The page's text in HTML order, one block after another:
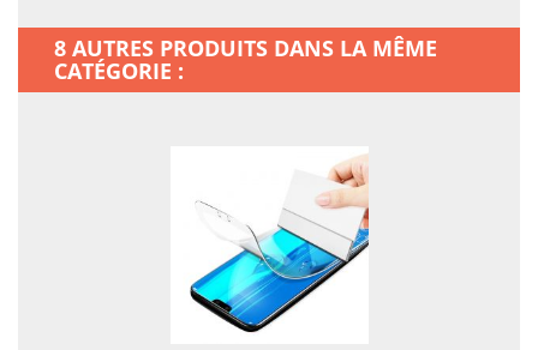
8 AUTRES PRODUITS DANS LA MÊME
CATÉGORIE :